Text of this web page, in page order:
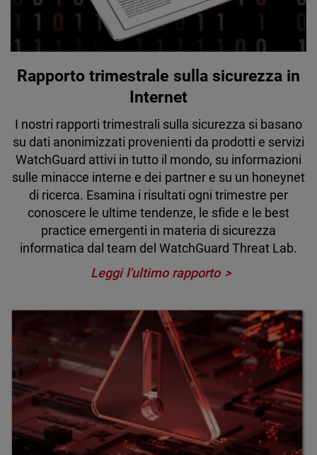
Rapporto trimestrale sulla sicurezza in
Internet
I nostri rapporti trimestrali sulla sicurezza si basano
su dati anonimizzati provenienti da prodotti e servizi
WatchGuard attivi in tutto il mondo, su informazioni
sulle minacce interne e dei partner e su un honeynet
di ricerca. Esamina i risultati ogni trimestre per
conoscere le ultime tendenze, le sfide e le best
practice emergenti in materia di sicurezza
informatica dal team del WatchGuard Threat Lab.
Leggi l'ultimo rapporto